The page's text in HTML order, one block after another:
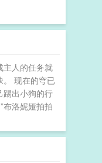
主人的任务就
现在的穹已
踢出小狗的行
布洛妮娅拍拍